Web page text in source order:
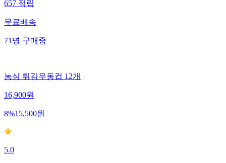
657적립
무료배송
71명구매중
농심 튀김우동컵 12개
16,900원
8%15,500원
5.0